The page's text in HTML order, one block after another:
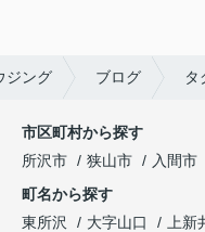
ジング ブログ タ
市区町村から探す
所沢市
狭山市 入間市
町名から探す
東所沢
大字山口 上新